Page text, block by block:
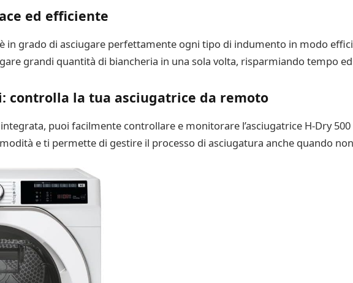
ed efficiente
è in grado di asciugare perfettamente ogni tipo di indumento in modo
grandi quantità di biancheria in una sola volta, risparmiando tempo
controlla la tua asciugatrice da remoto
puoi facilmente controllare e monitorare l’asciugatrice H-Dry
e ti permette di gestire il processo di asciugatura anche quando non